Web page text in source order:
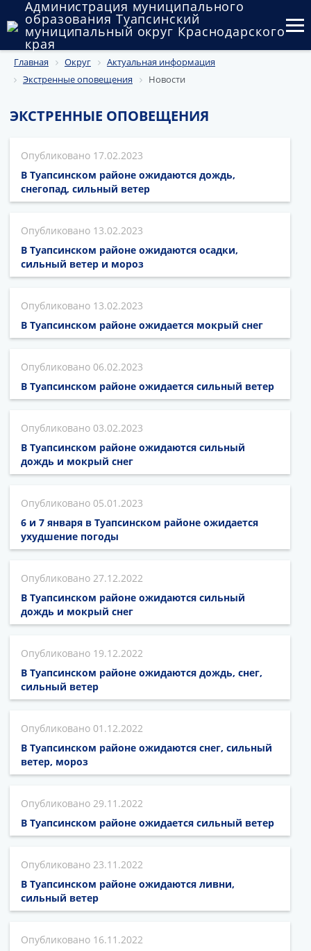
Администрация муниципального
образования Туапсинский
муниципальный округ Краснодарского
края
Округ
Государственный и муниципальный контроль
Муниципальное имущество
Документы
Главная Округ
Актуальная информация
Экстренные оповещения
Новости
ЭКСТРЕННЫЕ ОПОВЕЩЕНИЯ
17.02.2023
В Туапсинском районе ожидаются дождь,
снегопад, сильный ветер
13.02.2023
В Туапсинском районе ожидаются осадки,
сильный ветер и мороз
13.02.2023
В Туапсинском районе ожидается мокрый снег
06.02.2023
В Туапсинском районе ожидается сильный ветер
03.02.2023
В Туапсинском районе ожидаются сильный
дождь и мокрый снег
05.01.2023
6 и 7 января в Туапсинском районе ожидается
ухудшение погоды
27.12.2022
В Туапсинском районе ожидаются сильный
дождь и мокрый снег
19.12.2022
В Туапсинском районе ожидаются дождь, снег,
сильный ветер
01.12.2022
В Туапсинском районе ожидаются снег, сильный
ветер, мороз
29.11.2022
В Туапсинском районе ожидается сильный ветер
23.11.2022
В Туапсинском районе ожидаются ливни,
сильный ветер
16.11.2022